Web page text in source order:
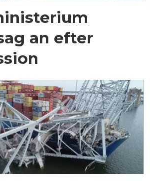
an efter